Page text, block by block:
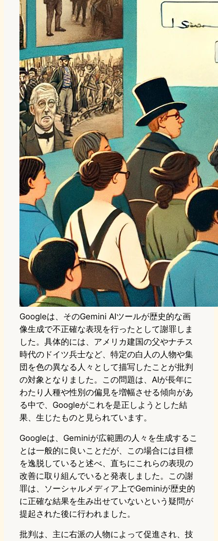
Googleは、そのGemini AIツールが歴史的な画
像生成で不正確な表現を行ったとして謝罪しま
した。具体的には、アメリカ建国の父やナチス
時代のドイツ兵士など、特定の白人の人物や集
団を色の異なる人々として描写したことが批判
の対象となりました。この問題は、AIが長年に
わたり人種や性別の偏見を増幅させる傾向があ
る中で、Googleがこれを是正しようとした結
果、生じたものと見られています。
Googleは、Geminiが広範囲の人々を生成するこ
とは一般的に良いことだが、この場合には目標
を逸脱していると述べ、直ちにこれらの表現の
改善に取り組んでいると発表しました。この謝
罪は、ソーシャルメディア上でGeminiが歴史的
に正確な結果を生み出せていないという疑問が
提起された後に行われました。
批判は、主に右派の人物によって促進され、技